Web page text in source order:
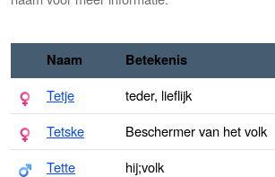
Naam
Betekenis
Tetje
teder, lieflijk
Tetske
Beschermer van het volk
Tette
hij;volk